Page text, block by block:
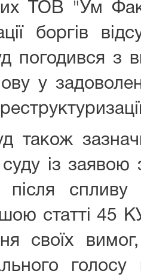
ТОВ "Ум
боргів
погодився з
у
також
із
спливу
статті 45
своїх
голосу